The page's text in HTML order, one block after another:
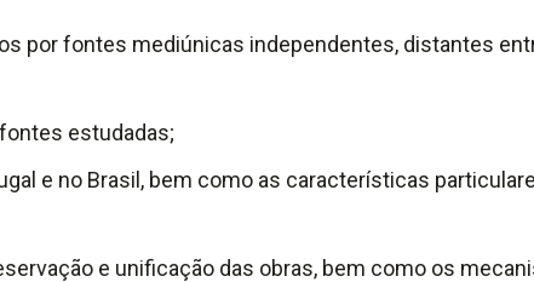
por fontes mediúnicas independentes, distantes
estudadas;
e no Brasil, bem como as características
e unificação das obras, bem como os